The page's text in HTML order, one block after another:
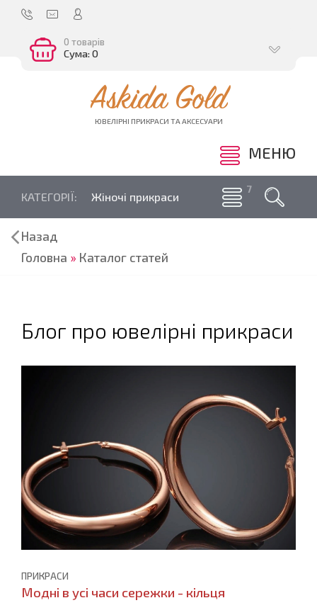
0 товарів
Сума: 0
Askida Gold
ЮВЕЛІРНІ ПРИКРАСИ ТА АКСЕСУАРИ
МЕНЮ
КАТЕГОРІЇ: Жіночі прикраси
Назад
Головна » Каталог статей
Блог про ювелірні прикраси
ПРИКРАСИ
Модні в усі часи сережки - кільця